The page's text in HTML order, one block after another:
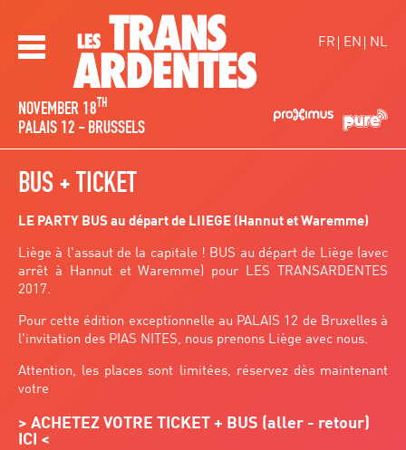
Overslaan en naar de inhoud gaan
Les TransArdentes
NOVEMBER 18TH
PALAIS 12 - BRUSSELS
FR EN NL
BUS + TICKET
LE PARTY BUS au départ de LIIEGE (Hannut et Waremme)
Liège à l'assaut de la capitale ! BUS au départ de Liège (avec
arrêt à Hannut et Waremme) pour LES TRANSARDENTES
2017.
Pour cette édition exceptionnelle au PALAIS 12 de Bruxelles à
l'invitation des PIAS NITES, nous prenons Liège avec nous.
Attention, les places sont limitées, réservez dès maintenant
votre
> ACHETEZ VOTRE TICKET + BUS (aller - retour)
ICI <